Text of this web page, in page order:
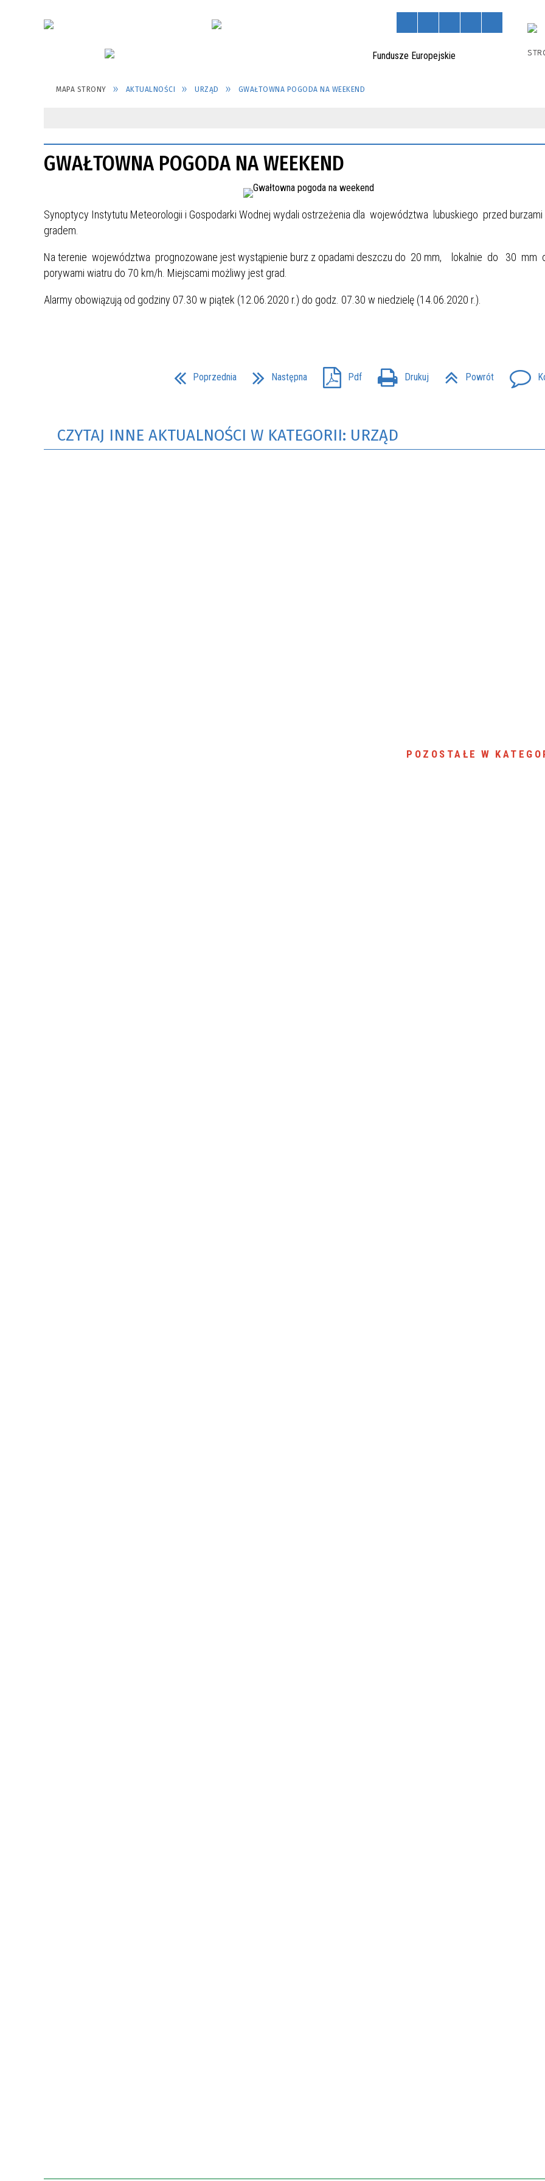
MAPA STRONY AKTUALNOŚCI URZĄD GWAŁTOWNA POGODA NA WEEKEND
GWAŁTOWNA POGODA NA WEEKEND
Synoptycy Instytutu Meteorologii i Gospodarki Wodnej wydali ostrzeżenia dla województwa lubuskiego przed burzami
gradem.
Na terenie województwa prognozowane jest wystąpienie burz z opadami deszczu do 20 mm, lokalnie do 30 mm
porywami wiatru do 70 km/h. Miejscami możliwy jest grad.
Alarmy obowiązują od godziny 07.30 w piątek (12.06.2020 r.) do godz. 07.30 w niedzielę (14.06.2020 r.).
Poprzednia Następna Pdf Drukuj Powrót
CZYTAJ INNE AKTUALNOŚCI W KATEGORII: URZĄD
POZOSTAŁE W